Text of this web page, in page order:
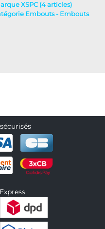
XSPC (4 articles)
Embouts - Embouts